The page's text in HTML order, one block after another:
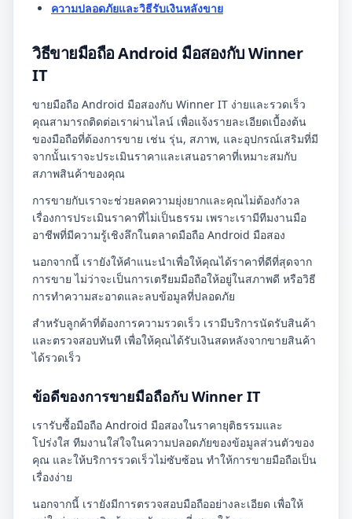
ความปลอดภัยและวิธีรับเงินหลังขาย
วิธีขายมือถือ Android มือสองกับ Winner
IT
ขายมือถือ Android มือสองกับ Winner IT ง่ายและรวดเร็ว
คุณสามารถติดต่อเราผ่านไลน์ เพื่อแจ้งรายละเอียดเบื้องต้น
ของมือถือที่ต้องการขาย เช่น รุ่น, สภาพ, และอุปกรณ์เสริมที่มี
จากนั้นเราจะประเมินราคาและเสนอราคาที่เหมาะสมกับ
สภาพสินค้าของคุณ
การขายกับเราจะช่วยลดความยุ่งยากและคุณไม่ต้องกังวล
เรื่องการประเมินราคาที่ไม่เป็นธรรม เพราะเรามีทีมงานมือ
อาชีพที่มีความรู้เชิงลึกในตลาดมือถือ Android มือสอง
นอกจากนี้ เรายังให้คำแนะนำเพื่อให้คุณได้ราคาที่ดีที่สุดจาก
การขาย ไม่ว่าจะเป็นการเตรียมมือถือให้อยู่ในสภาพดี หรือวิธี
การทำความสะอาดและลบข้อมูลที่ปลอดภัย
สำหรับลูกค้าที่ต้องการความรวดเร็ว เรามีบริการนัดรับสินค้า
และตรวจสอบทันที เพื่อให้คุณได้รับเงินสดหลังจากขายสินค้า
ได้รวดเร็ว
ข้อดีของการขายมือถือกับ Winner IT
เรารับซื้อมือถือ Android มือสองในราคายุติธรรมและ
โปร่งใส ทีมงานใส่ใจในความปลอดภัยของข้อมูลส่วนตัวของ
คุณ และให้บริการรวดเร็วไม่ซับซ้อน ทำให้การขายมือถือเป็น
เรื่องง่าย
นอกจากนี้ เรายังมีการตรวจสอบมือถืออย่างละเอียด เพื่อให้